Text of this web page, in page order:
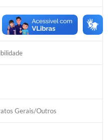
Gerais/Outros